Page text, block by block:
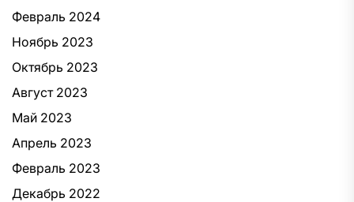
Февраль 2024
Ноябрь 2023
Октябрь 2023
Август 2023
Май 2023
Апрель 2023
Февраль 2023
Декабрь 2022